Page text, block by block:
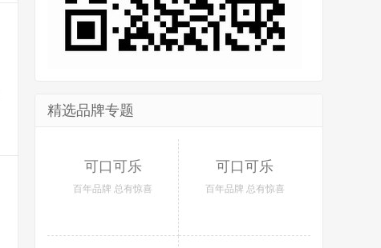
精选品牌专题
可口可乐
百年品牌 总有惊喜
可口可乐
百年品牌 总有惊喜